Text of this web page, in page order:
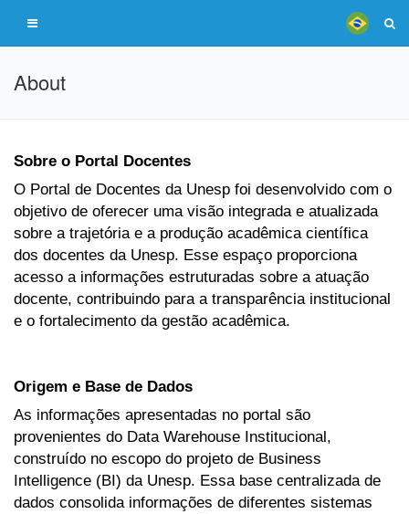
About
Sobre o Portal Docentes
O Portal de Docentes da Unesp foi desenvolvido com o
objetivo de oferecer uma visão integrada e atualizada
sobre a trajetória e a produção acadêmica científica
dos docentes da Unesp. Esse espaço proporciona
acesso a informações estruturadas sobre a atuação
docente, contribuindo para a transparência institucional
e o fortalecimento da gestão acadêmica.
Origem e Base de Dados
As informações apresentadas no portal são
provenientes do Data Warehouse Institucional,
construído no escopo do projeto de Business
Intelligence (BI) da Unesp. Essa base centralizada de
dados consolida informações de diferentes sistemas